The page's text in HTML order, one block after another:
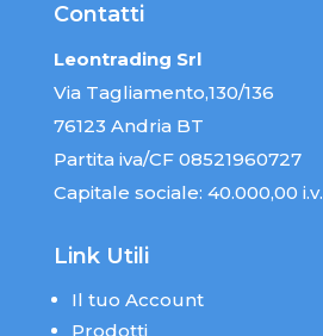
Contatti
Leontrading Srl
Via Tagliamento,130/136
76123 Andria BT
Partita iva/CF 08521960727
Capitale sociale: 40.000,00 i.v.
Link Utili
Il tuo Account
Prodotti